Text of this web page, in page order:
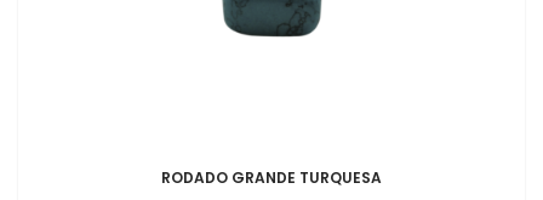
RODADO GRANDE TURQUESA